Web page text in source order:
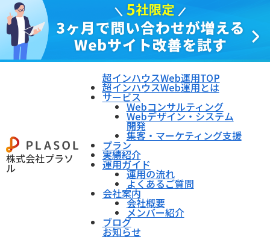
株式会社プラソ
ル
超インハウスWeb運用TOP
超インハウスWeb運用とは
サービス
Webコンサルティング
Webデザイン・システム
開発
集客・マーケティング支援
プラン
実績紹介
運用ガイド
運用の流れ
よくあるご質問
会社案内
会社概要
メンバー紹介
ブログ
お知らせ